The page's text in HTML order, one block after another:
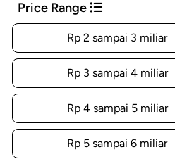
Price Range
Rp 2 sampai 3 miliar
Rp 3 sampai 4 miliar
Rp 4 sampai 5 miliar
Rp 5 sampai 6 miliar